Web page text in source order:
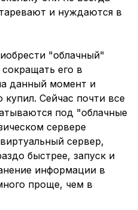
и нуждаются в
"облачный"
его в
данный момент и
купил. Сейчас почти все
под "облачные
сервере
сервер,
быстрее, запуск и
информации в
проще, чем в